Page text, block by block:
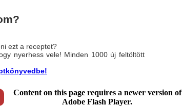
ezt a receptet?
nyerhess vele! Minden 1000 új feltöltött
Content on this page requires a newer version of
Adobe Flash Player.